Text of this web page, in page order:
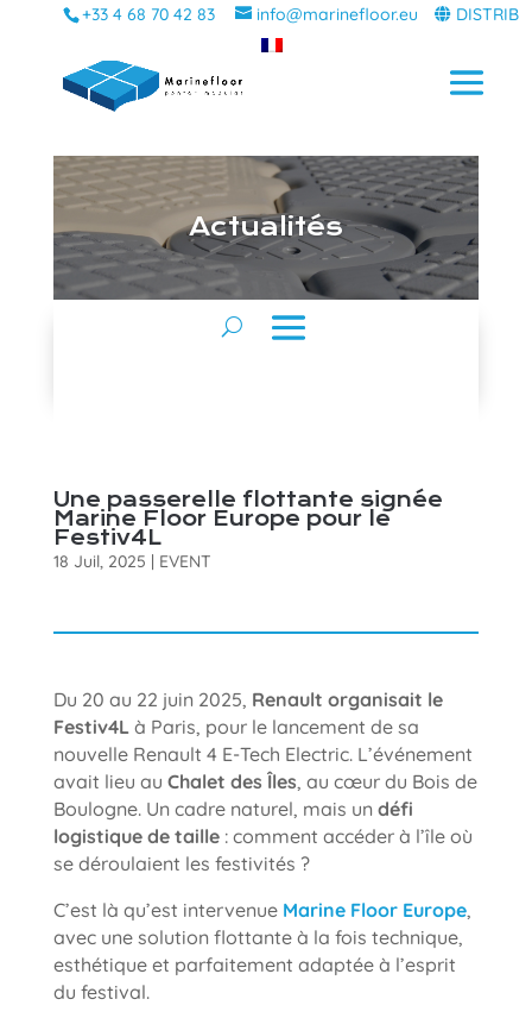
+33 4 68 70 42 83 info@marinefloor.eu DISTRIB
Actualités
Une passerelle flottante signée
Marine Floor Europe pour le
Festiv4L
18 Juil, 2025 | EVENT
Du 20 au 22 juin 2025, Renault organisait le
Festiv4Là Paris, pour le lancement de sa
nouvelle Renault 4 E-Tech Electric. L’événement
avait lieu au Chalet des Îles, au cœur du Bois de
Boulogne. Un cadre naturel, mais un défi
logistique de taille: comment accéder à l’île où
se déroulaient les festivités ?
C’est là qu’est intervenue Marine Floor Europe,
avec une solution flottante à la fois technique,
esthétique et parfaitement adaptée à l’esprit
du festival.